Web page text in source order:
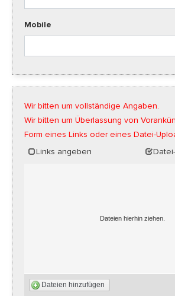
Mobile
Wir bitten um vollständige Angaben.
Wir bitten um Überlassung von
Form eines Links oder eines Datei-
Links angeben
Dateien hierhin ziehen.
Dateien hinzufügen